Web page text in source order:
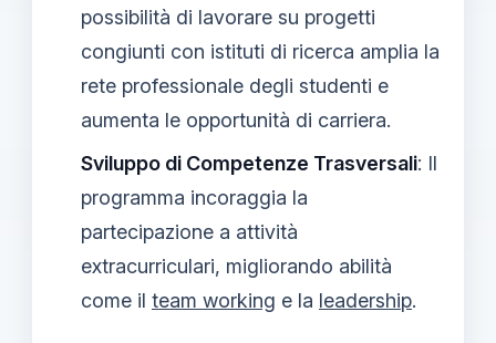
possibilità di lavorare su progetti
congiunti con istituti di ricerca amplia la
rete professionale degli studenti e
aumenta le opportunità di carriera.
Sviluppo di Competenze Trasversali: Il
programma incoraggia la
partecipazione a attività
extracurriculari, migliorando abilità
come il team working e la leadership.